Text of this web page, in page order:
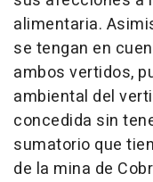
alimentaria.
se tengan en
ambos vertidos,
ambiental del
concedida sin
sumatorio que
de la mina de